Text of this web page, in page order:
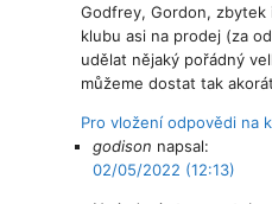
Godfrey, Gordon, zbytek
klubu asi na prodej (za
udělat nějaký pořádný
můžeme dostat tak
Pro vložení odpovědi na
godison napsal:
02/05/2022 (12:13)